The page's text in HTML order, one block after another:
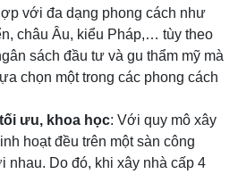
với đa dạng phong cách như
châu Âu, kiểu Pháp,… tùy theo
sách đầu tư và gu thẩm mỹ mà
chọn một trong các phong cách
ưu, khoa học: Với quy mô xây
hoạt đều trên một sàn công
nhau. Do đó, khi xây nhà cấp 4